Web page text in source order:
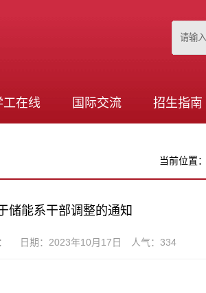
工在线 国际交流 招生指南
当前位置：
储能系干部调整的通知
日期：2023年10月17日 人气： 334